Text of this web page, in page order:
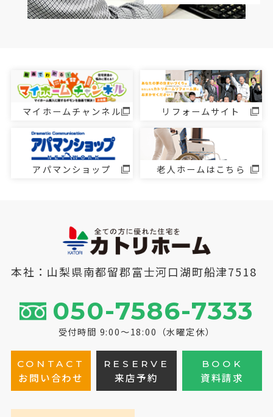
マイホームチャンネル リフォームサイト
アパマンショップ 老人ホームはこちら
本社：山梨県南都留郡富士河口湖町船津7518
050-7586-7333
受付時間 9:00～18:00（水曜定休）
CONTACT
お問い合わせ
RESERVE
来店予約
BOOK
資料請求